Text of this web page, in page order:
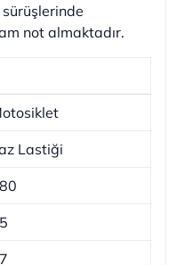
not almaktadır.
Lastiği